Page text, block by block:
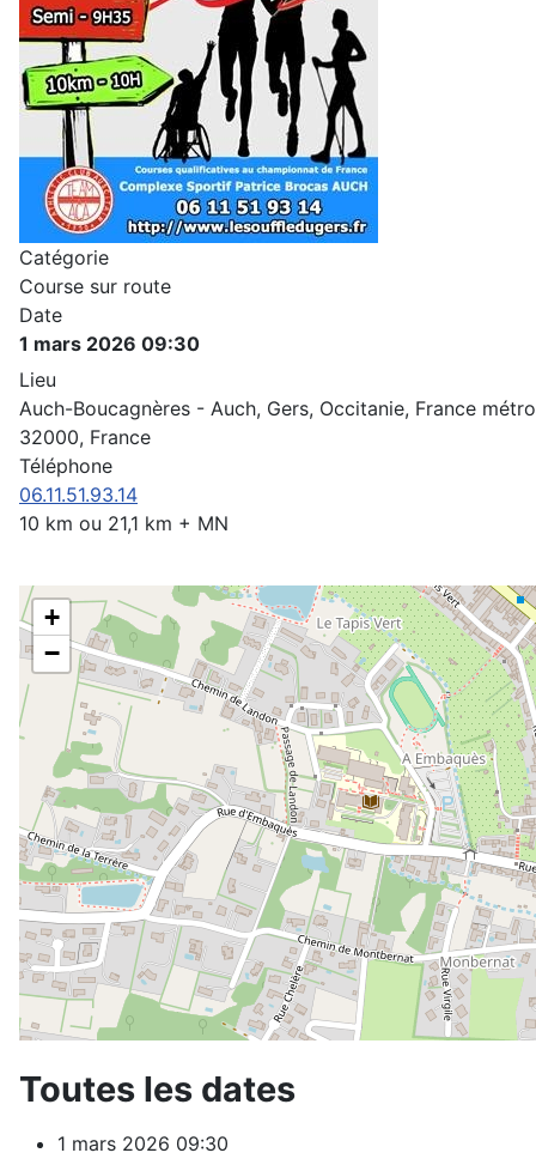
Catégorie
Course sur route
Date
1 mars 2026 09:30
Lieu
Auch-Boucagnères - Auch, Gers, Occitanie, France
32000, France
Téléphone
06.11.51.93.14
10 km ou 21,1 km + MN
+
−
Toutes les dates
1 mars 2026 09:30